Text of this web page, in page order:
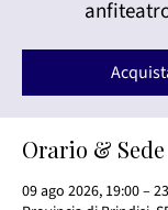
Orario & Sede
09 ago 2026, 19:00 –